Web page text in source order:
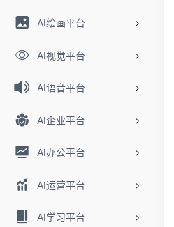
AI绘画平台
AI视觉平台
AI语音平台
AI企业平台
AI办公平台
AI运营平台
AI学习平台